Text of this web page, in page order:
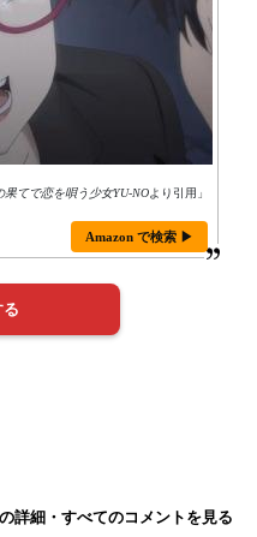
果てで恋を唄う少女YU-NOより引用」
Amazon で検索 ▶
詳細・すべてのコメントを見る